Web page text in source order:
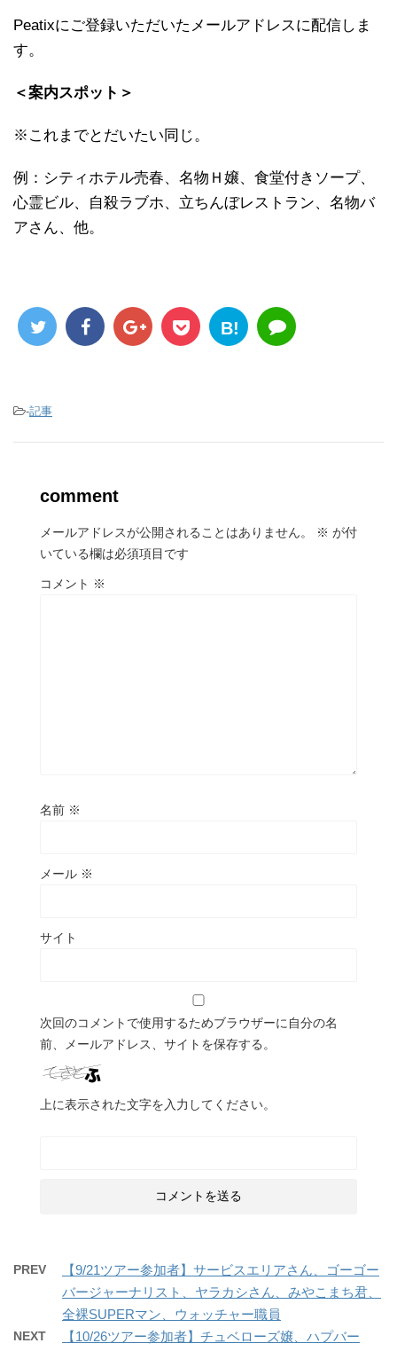
Peatixにご登録いただいたメールアドレスに配信しま
す。
＜案内スポット＞
※これまでとだいたい同じ。
例：シティホテル売春、名物Ｈ嬢、食堂付きソープ、
心霊ビル、自殺ラブホ、立ちんぼレストラン、名物バ
アさん、他。
B!
-記事
comment
メールアドレスが公開されることはありません。 ※ が付
いている欄は必須項目です
コメント ※
名前 ※
メール ※
サイト
次回のコメントで使用するためブラウザーに自分の名
前、メールアドレス、サイトを保存する。
上に表示された文字を入力してください。
PREV
【9/21ツアー参加者】サービスエリアさん、ゴーゴー
バージャーナリスト、ヤラカシさん、みやこまち君、
全裸SUPERマン、ウォッチャー職員
NEXT 【10/26ツアー参加者】チュベローズ嬢、ハプバー